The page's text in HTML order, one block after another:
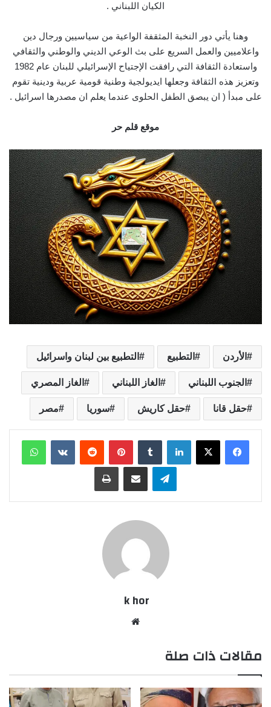
الكيان اللبناني .
وهنا يأتي دور النخبة المثقفة الواعية من سياسيين ورجال دين
واعلاميين والعمل السريع على بث الوعي الديني والوطني والثقافي
واستعادة الثقافة التي رافقت الإجتياح الإسرائيلي للبنان عام 1982
وتعزيز هذه الثقافة وجعلها ايديولجية وطنية قومية عربية ودينية تقوم
على مبدأ ( ان يبصق الطفل الحلوى عندما يعلم ان مصدرها اسرائيل .
موقع قلم حر
الأردن التطبيع التطبيع بين لبنان واسرائيل
الجنوب اللبناني الغاز اللبناني الغاز المصري
حقل قانا حقل كاريش سوريا مصر
لينكدإن بينتيريست
تيلقرام مشاركة عبر البريد طباعة
k hor
مقالات ذات صلة